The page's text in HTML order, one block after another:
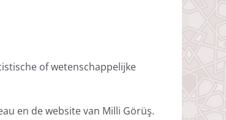
of wetenschappelijke
en de website van Milli Görüş.